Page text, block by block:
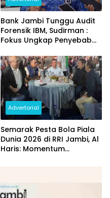
Bank Jambi Tunggu Audit
Forensik IBM, Sudirman :
Fokus Ungkap Penyebab
Rp144 Miliar
Advertorial
Semarak Pesta Bola Piala
Dunia 2026 di RRI Jambi, Al
Haris: Momentum